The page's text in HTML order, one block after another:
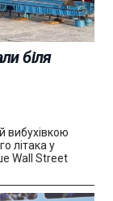
біля
вибухівкою
літака у
Wall Street